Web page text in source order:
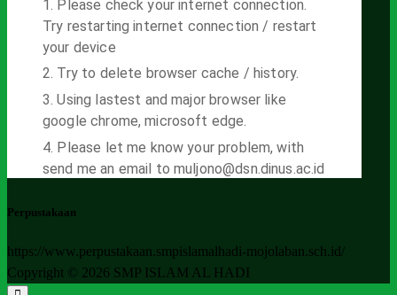
Perpustakaan
https://www.perpustakaan.smpislamalhadi-mojolaban.sch.id/
Copyright © 2026 SMP ISLAM AL HADI